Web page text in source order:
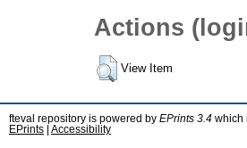
Actions
View Item
fteval repository is powered by EPrints 3.4 which
EPrints
Accessibility